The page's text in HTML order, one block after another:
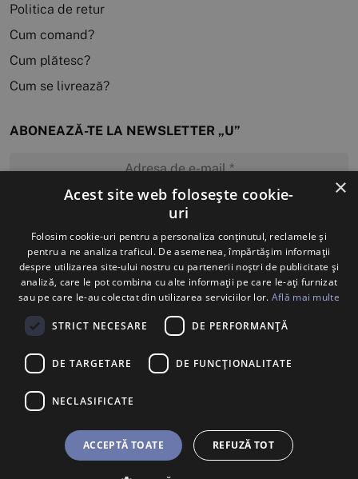
Politica de retur
Cum comand?
Cum plătesc?
Cum se livrează?
ABONEAZĂ-TE LA NEWSLETTER „U”
MĂ ABONEZ
×
Acest site web folosește cookie-
uri
Folosim cookie-uri pentru a personaliza conținutul, reclamele și
pentru a ne analiza traficul. De asemenea, împărtășim informații
despre utilizarea site-ului nostru cu partenerii noștri de publicitate și
analiză, care le pot combina cu alte informații pe care le-ați furnizat
sau pe care le-au colectat din utilizarea serviciilor lor. Află mai multe
STRICT NECESARE DE PERFORMANȚĂ
DE TARGETARE DE FUNCŢIONALITATE
NECLASIFICATE
ACCEPTĂ TOATE REFUZĂ TOT